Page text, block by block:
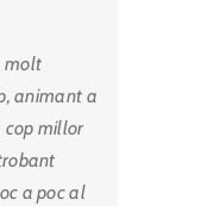
molt
animant a
cop millor
a poc al